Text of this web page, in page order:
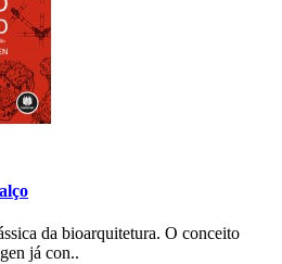
da bioarquitetura. O conceito
já con..